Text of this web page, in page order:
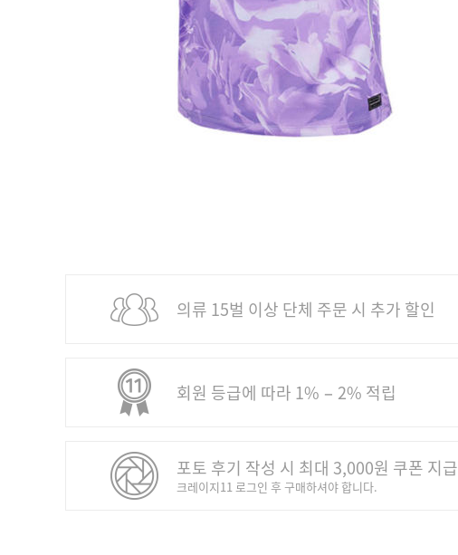
의류 15벌 이상 단체 주문 시 추가 할인
회원 등급에 따라 1% − 2% 적립
포토 후기 작성 시 최대 3,000원 쿠폰 지급
크레이지11 로그인 후 구매하셔야 합니다.